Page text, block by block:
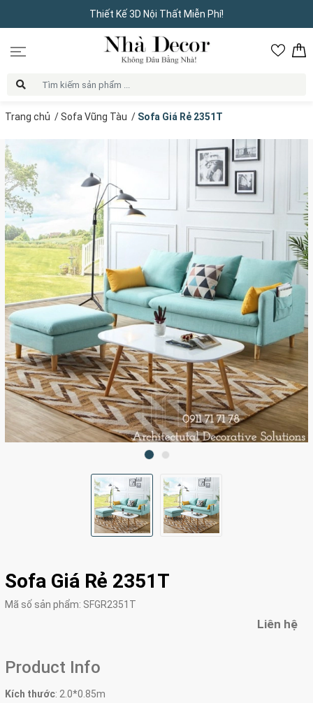
Thiết Kế 3D Nội Thất Miễn Phí!
Trang chủ /Sofa Vũng Tàu / Sofa Giá Rẻ 2351T
Sofa Giá Rẻ 2351T
Mã số sản phẩm: SFGR2351T
Liên hệ
Product Info
Kích thước: 2.0*0.85m